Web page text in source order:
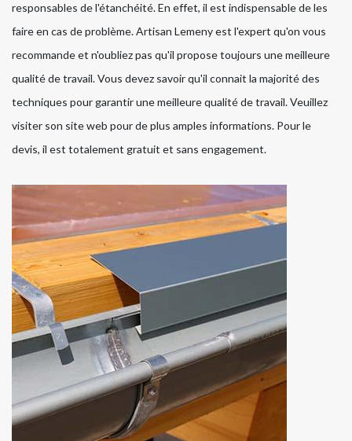
responsables de l'étanchéité. En effet, il est indispensable de les
faire en cas de problème. Artisan Lemeny est l'expert qu'on vous
recommande et n'oubliez pas qu'il propose toujours une meilleure
qualité de travail. Vous devez savoir qu'il connait la majorité des
techniques pour garantir une meilleure qualité de travail. Veuillez
visiter son site web pour de plus amples informations. Pour le
devis, il est totalement gratuit et sans engagement.